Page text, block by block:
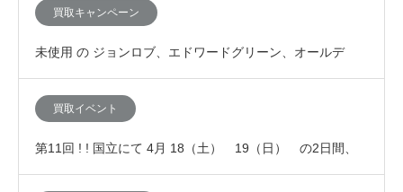
祝）の4日間、「査定額が10…
買取キャンペーン
未使用 の ジョンロブ、エドワードグリーン、オールデ
ン、JMウエストンなど高級靴の買取査定が7%上乗…
買取イベント
第11回 ! ! 国立にて 4月 18（土） 19（日） の2日間、